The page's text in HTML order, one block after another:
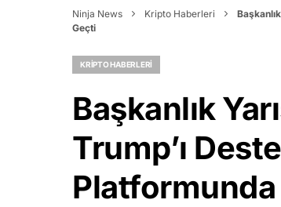
Ninja News Kripto Haberleri
Geçti
KRIPTO HABERLERI
Başkanlık
Trump’ı